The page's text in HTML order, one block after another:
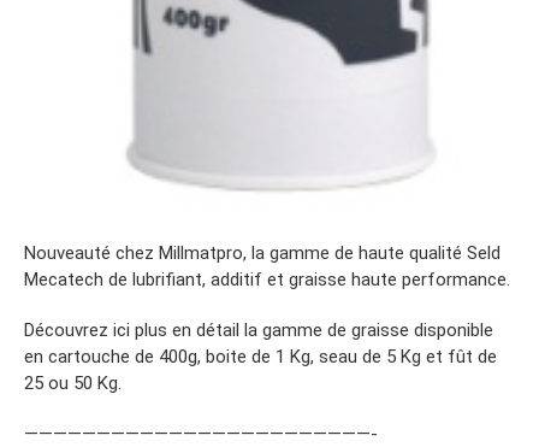
Nouveauté chez Millmatpro, la gamme de haute qualité Seld
Mecatech de lubrifiant, additif et graisse haute performance.
Découvrez ici plus en détail la gamme de graisse disponible
en cartouche de 400g, boite de 1 Kg, seau de 5 Kg et fût de
25 ou 50 Kg.
————————————————————————-